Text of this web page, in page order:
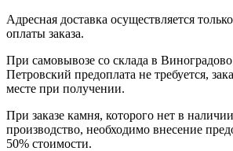
Адресная доставка осуществляется
оплаты заказа.
При самовывозе со склада в
Петровский предоплата не требуется,
месте при получении.
При заказе камня, которого нет в
производство, необходимо внесение
50% стоимости.